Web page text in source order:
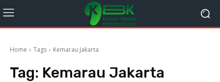
Home Tags Kemarau Jakarta
Tag: Kemarau Jakarta